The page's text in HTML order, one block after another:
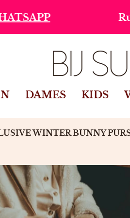
Ruilen
DAMES KIDS
WINTER BUNNY